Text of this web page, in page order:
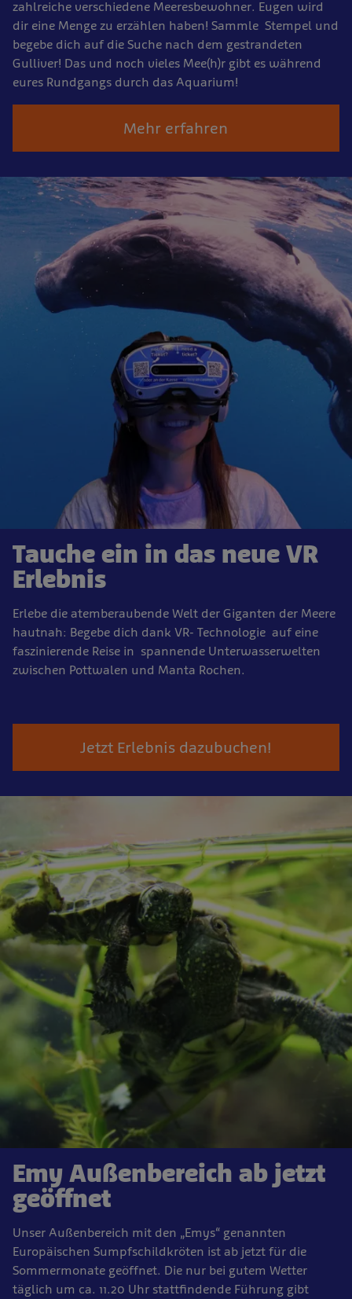
zahlreiche verschiedene Meeresbewohner. Eugen wird
dir eine Menge zu erzählen haben! Sammle Stempel und
begebe dich auf die Suche nach dem gestrandeten
Gulliver! Das und noch vieles Mee(h)r gibt es während
eures Rundgangs durch das Aquarium!
Mehr erfahren
Tauche ein in das neue VR
Erlebnis
Erlebe die atemberaubende Welt der Giganten der Meere
hautnah: Begebe dich dank VR- Technologie auf eine
faszinierende Reise in spannende Unterwasserwelten
zwischen Pottwalen und Manta Rochen.
Jetzt Erlebnis dazubuchen!
Emy Außenbereich ab jetzt
geöffnet
Unser Außenbereich mit den „Emys“ genannten
Europäischen Sumpfschildkröten ist ab jetzt für die
Sommermonate geöffnet. Die nur bei gutem Wetter
täglich um ca. 11.20 Uhr stattfindende Führung gibt